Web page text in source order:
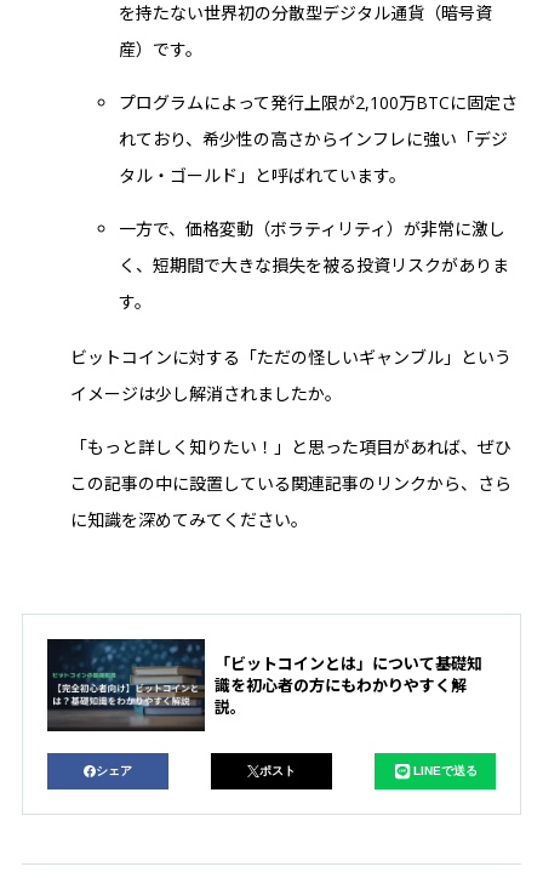
を持たない世界初の分散型デジタル通貨（暗号資
産）です。
プログラムによって発行上限が2,100万BTCに固定さ
れており、希少性の高さからインフレに強い「デジ
タル・ゴールド」と呼ばれています。
一方で、価格変動（ボラティリティ）が非常に激し
く、短期間で大きな損失を被る投資リスクがありま
す。
ビットコインに対する「ただの怪しいギャンブル」という
イメージは少し解消されましたか。
「もっと詳しく知りたい！」と思った項目があれば、ぜひ
この記事の中に設置している関連記事のリンクから、さら
に知識を深めてみてください。
「ビットコインとは」について基礎知
識を初心者の方にもわかりやすく解
説。
シェア ポスト LINEで送る